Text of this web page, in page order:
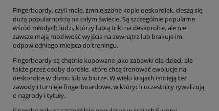
Fingerboardy, czyli małe, zmniejszone kopie deskorolek, cieszą się
dużą popularnością na całym świecie. Są szczególnie popularne
wśród młodych ludzi, którzy lubią triki na deskorolce, ale nie
zawsze mają możliwość wyjścia na zewnątrz lub brakuje im
odpowiedniego miejsca do treningu.
Fingerboardy są chętnie kupowane jako zabawki dla dzieci, ale
także przez osoby dorosłe, które chcą trenować ewolucje na
deskorolce w domu lub w biurze. W wielu krajach istnieją też
zawody i turnieje fingerboardowe, w których uczestnicy rywalizują
o nagrody i tytuły.